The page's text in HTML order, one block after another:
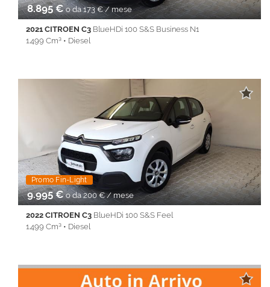
8.895 €o da 173 € / mese
2021 CITROEN C3 BlueHDi 100 S&S Business N1
1.499 Cm³ • Diesel
testa • Alzacristalli elettrici • Autoradio • Bluetooth • Chiusura
centralizzata • Climatizzatore • Cruise Control • ESP • Filtro
antiparticolato • Immobilizzatore elettronico • Isofix • Sedile
posteriore sdoppiato • Servosterzo • Specchietti laterali elettrici
• Touch screen • Vivavoce • Volante multifunzione
Promo Fin-Light
9.995 €o da 200 € / mese
2022 CITROEN C3 BlueHDi 100 S&S Feel
1.499 Cm³ • Diesel
testa • Alzacristalli elettrici • Autoradio • Bluetooth • Chiusura
centralizzata • Climatizzatore • Cruise Control • ESP • Filtro